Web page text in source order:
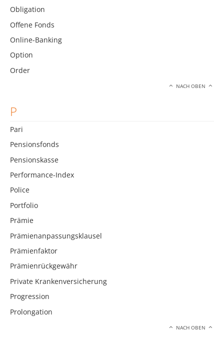
Obligation
Offene Fonds
Online-Banking
Option
Order
NACH OBEN
P
Pari
Pensionsfonds
Pensionskasse
Performance-Index
Police
Portfolio
Prämie
Prämienanpassungsklausel
Prämienfaktor
Prämienrückgewähr
Private Krankenversicherung
Progression
Prolongation
NACH OBEN